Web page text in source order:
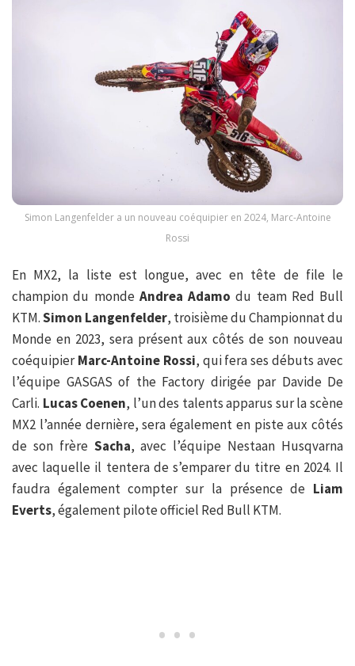
Simon Langenfelder a un nouveau coéquipier en 2024, Marc-Antoine
Rossi
En MX2, la liste est longue, avec en tête de file le
champion du monde Andrea Adamo du team Red Bull
KTM.Simon Langenfelder, troisième du Championnat du
Monde en 2023, sera présent aux côtés de son nouveau
coéquipierMarc-Antoine Rossi, qui fera ses débuts avec
l’équipe GASGAS of the Factory dirigée par Davide De
Carli. Lucas Coenen, l’un des talents apparus sur la scène
MX2 l’année dernière, sera également en piste aux côtés
de son frère Sacha, avec l’équipe Nestaan Husqvarna
avec laquelle il tentera de s’emparer du titre en 2024. Il
faudra également compter sur la présence de Liam
Everts, également pilote officiel Red Bull KTM.